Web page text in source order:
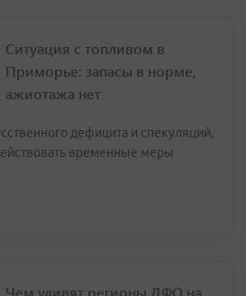
Ситуация с топливом в
Приморье: запасы в норме,
ажиотажа нет
дефицита и спекуляций,
временные меры